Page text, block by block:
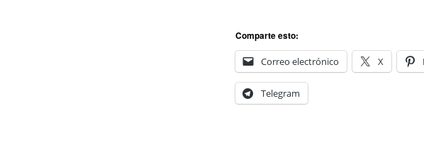
Comparte esto:
Correo electrónico X
Telegram